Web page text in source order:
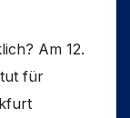
Am 12.
für